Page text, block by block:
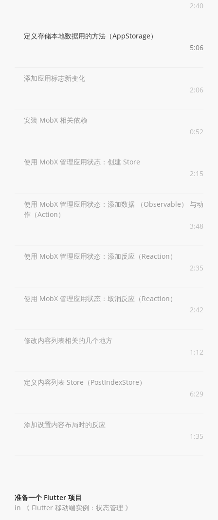
2:40
定义存储本地数据用的方法（AppStorage）
5:06
添加应用标志新变化
2:06
安装 MobX 相关依赖
0:52
使用 MobX 管理应用状态：创建 Store
2:15
使用 MobX 管理应用状态：添加数据 （Observable） 与动
作（Action）
3:48
使用 MobX 管理应用状态：添加反应（Reaction）
2:35
使用 MobX 管理应用状态：取消反应（Reaction）
2:42
修改内容列表相关的几个地方
1:12
定义内容列表 Store（PostIndexStore）
6:29
添加设置内容布局时的反应
1:35
准备一个 Flutter 项目
in 《 Flutter 移动端实例：状态管理 》